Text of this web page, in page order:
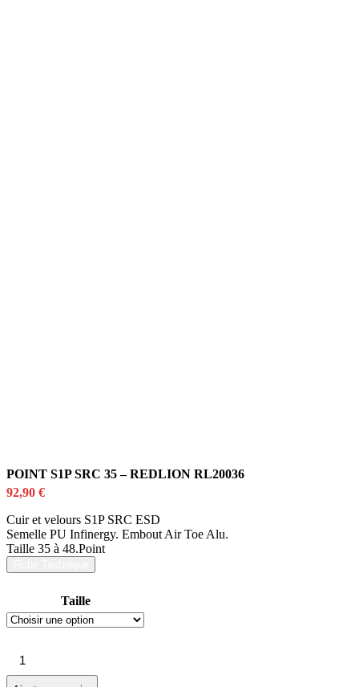
POINT S1P SRC 35 – REDLION RL20036
92,90 €
Cuir et velours S1P SRC ESD
Semelle PU Infinergy. Embout Air Toe Alu.
Taille 35 à 48.Point
Taille
POINT